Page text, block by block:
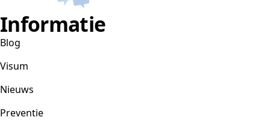
Informatie
Blog
Visum
Nieuws
Preventie